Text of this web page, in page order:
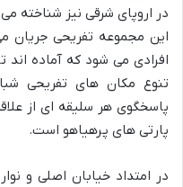
در اروپای شرقی نیز شناخته
این مجموعه تفریحی جریان
افرادی می شود که آماده
تنوع مکان های تفریحی
پاسخگوی هر سلیقه ای از
پارتی های پرهیاهو است.
در امتداد خیابان اصلی و